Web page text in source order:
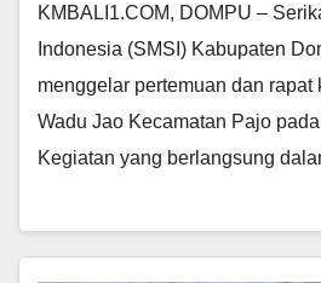
KMBALI1.COM, DOMPU –
Indonesia (SMSI) Kabupaten
menggelar pertemuan dan rapat
Wadu Jao Kecamatan Pajo
Kegiatan yang berlangsung